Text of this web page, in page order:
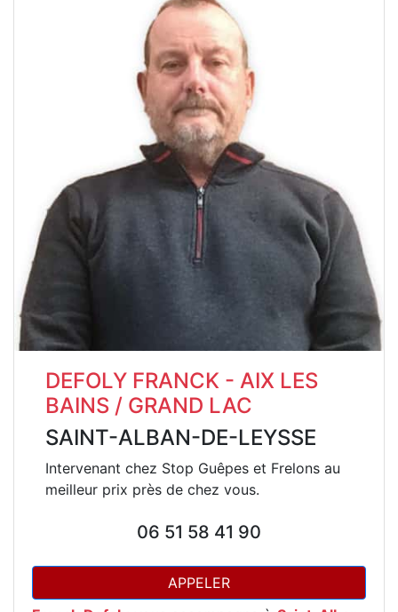
DEFOLY FRANCK - AIX LES
BAINS / GRAND LAC
SAINT-ALBAN-DE-LEYSSE
Intervenant chez Stop Guêpes et Frelons au
meilleur prix près de chez vous.
06 51 58 41 90
APPELER